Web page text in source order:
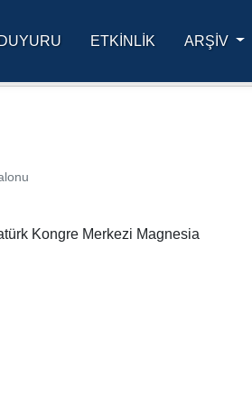
Ana Sayfa
DUYURU ETKINLIK ARŞİV
Kongre Merkezi Magnesia